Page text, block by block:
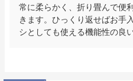
常に柔らかく、折り畳んで便
きます。ひっくり返せばお手
シとしても使える機能性の良